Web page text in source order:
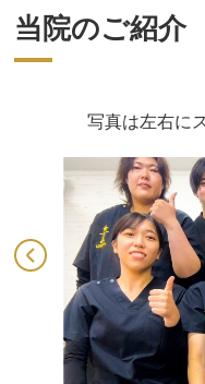
当院のご紹介
写真は左右に